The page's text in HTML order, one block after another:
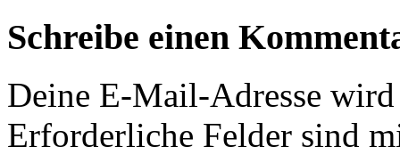
Schreibe einen
Deine E-Mail-Adresse
Erforderliche Felder sind